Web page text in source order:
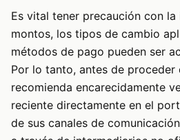
Es vital tener precaución con
montos, los tipos de cambio
métodos de pago pueden ser
Por lo tanto, antes de proceder
recomienda encarecidamente
reciente directamente en el
de sus canales de